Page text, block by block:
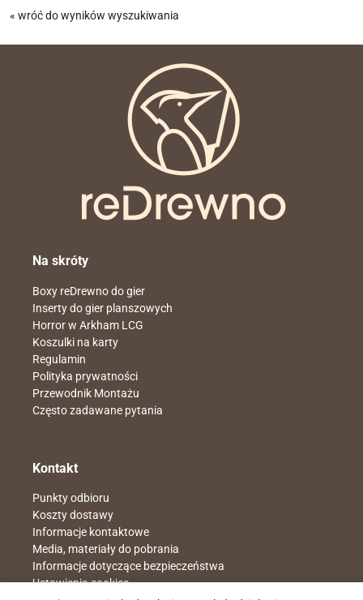
« wróć do wyników wyszukiwania
Na skróty
Boxy reDrewno do gier
Inserty do gier planszowych
Horror w Arkham LCG
Koszulki na karty
Regulamin
Polityka prywatności
Przewodnik Montażu
Często zadawane pytania
Kontakt
Punkty odbioru
Koszty dostawy
Informacje kontaktowe
Media, materiały do pobrania
Informacje dotyczące bezpieczeństwa
Ustawienia cookies